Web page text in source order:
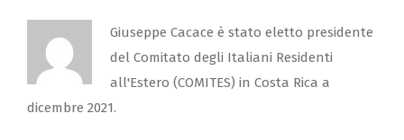
Giuseppe Cacace è stato eletto presidente
del Comitato degli Italiani Residenti
all'Estero (COMITES) in Costa Rica a
dicembre 2021.